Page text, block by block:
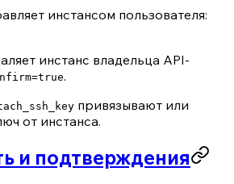
инстансом пользователя:
инстанс владельца API-
.
привязывают или
от инстанса.
и подтверждения